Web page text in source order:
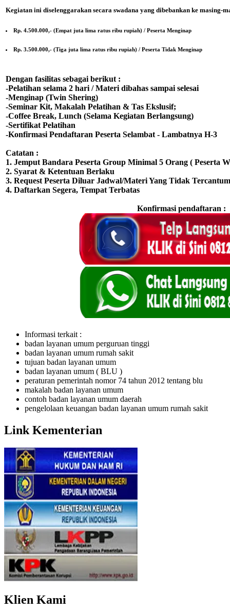
Kegiatan ini diselenggarakan secara swadana yang dibebankan ke masing-
Rp. 4.500.000,- (Empat juta lima ratus ribu rupiah) / Peserta Menginap
Rp. 3.500.000,- (Tiga juta lima ratus ribu rupiah) / Peserta Tidak Menginap
Dengan fasilitas sebagai berikut :
-Pelatihan selama 2 hari / Materi dibahas sampai selesai
-Menginap (Twin Shering)
-Seminar Kit, Makalah Pelatihan & Tas Ekslusif;
-Coffee Break, Lunch (Selama Kegiatan Berlangsung)
-Sertifikat Pelatihan
-Konfirmasi Pendaftaran Peserta Selambat - Lambatnya H-3
Catatan :
1. Jemput Bandara Peserta Group Minimal 5 Orang ( Peserta
2. Syarat & Ketentuan Berlaku
3. Request Peserta Diluar Jadwal/Materi Yang Tidak
4. Daftarkan Segera, Tempat Terbatas
Konfirmasi pendaftaran :
Informasi terkait :
badan layanan umum perguruan tinggi
badan layanan umum rumah sakit
tujuan badan layanan umum
badan layanan umum ( BLU )
peraturan pemerintah nomor 74 tahun 2012 tentang blu
makalah badan layanan umum
contoh badan layanan umum daerah
pengelolaan keuangan badan layanan umum rumah sakit
Link Kementerian
Klien Kami